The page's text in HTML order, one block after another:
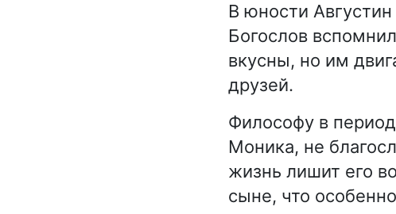
В юности
Богослов
вкусны, но им
друзей.
Философу в
Моника, не
жизнь лишит его
сыне, что